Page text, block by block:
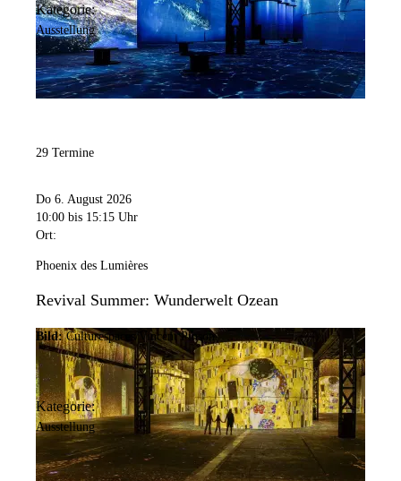
Kategorie:
Ausstellung
29 Termine
Do 6. August 2026
10:00 bis 15:15 Uhr
Ort:
Phoenix des Lumières
Revival Summer: Wunderwelt Ozean
Bild: Culturespaces/Vincent Pinson
Kategorie:
Ausstellung